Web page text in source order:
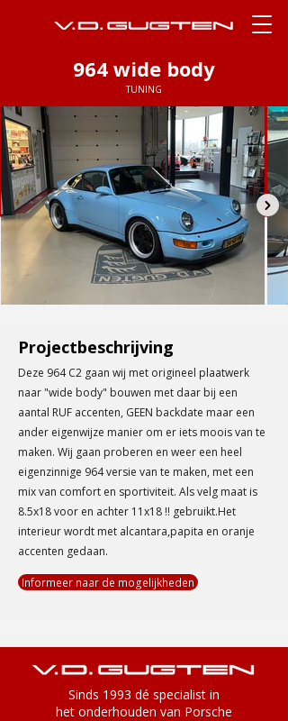
964 wide body
TUNING
Projectbeschrijving
Deze 964 C2 gaan wij met origineel plaatwerk
naar "wide body" bouwen met daar bij een
aantal RUF accenten, GEEN backdate maar een
ander eigenwijze manier om er iets moois van te
maken. Wij gaan proberen en weer een heel
eigenzinnige 964 versie van te maken, met een
mix van comfort en sportiviteit. Als velg maat is
8.5x18 voor en achter 11x18 !! gebruikt.Het
interieur wordt met alcantara,papita en oranje
accenten gedaan.
Informeer naar de mogelijkheden
Sinds 1993 dé specialist in
het onderhouden van Porsche